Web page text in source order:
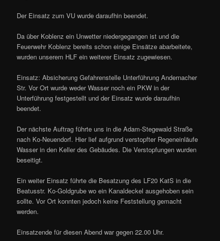
Der Einsatz zum VU wurde daraufhin beendet.
Da über Koblenz ein Unwetter niedergegangen ist und die
Feuerwehr Koblenz bereits schon einige Einsätze abarbeitete,
wurden unserem HLF ein weiterer Einsatz zugewiesen.
Einsatz: Absicherung Gefahrenstelle Unterführung Andernacher
Str. Vor Ort wurde weder Wasser noch ein PKW in der
Unterführung festgestellt und der Einsatz wurde daraufhin
beendet.
Der nächste Auftrag führte uns in die Adam-Stegewald Straße
nach Ko-Neuendorf. Hier lief aufgrund verstopfter Regeneinläufe
Wasser in den Keller des Gebäudes. Die Verstopfungen wurden
beseitigt.
Ein weiter Einsatz führte die Besatzung des LF20 KatS in die
Beatusstr. Ko-Goldgrube wo ein Kanaldeckel ausgehoben sein
sollte. Vor Ort konnten jedoch keine Feststellung gemacht
werden.
Einsatzende für diesen Abend war gegen 22.00 Uhr.